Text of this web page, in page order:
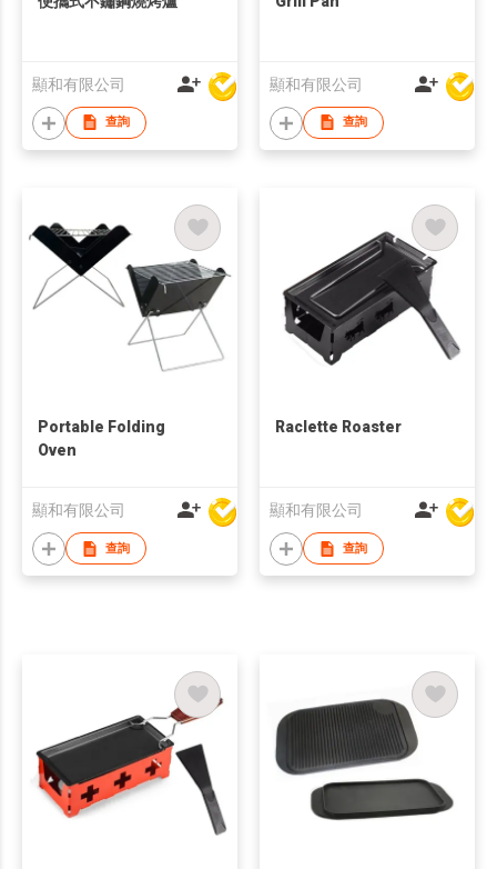
顯和有限公司
查詢
顯和有限公司
查詢
Portable Folding
Oven
顯和有限公司
查詢
Raclette Roaster
顯和有限公司
查詢